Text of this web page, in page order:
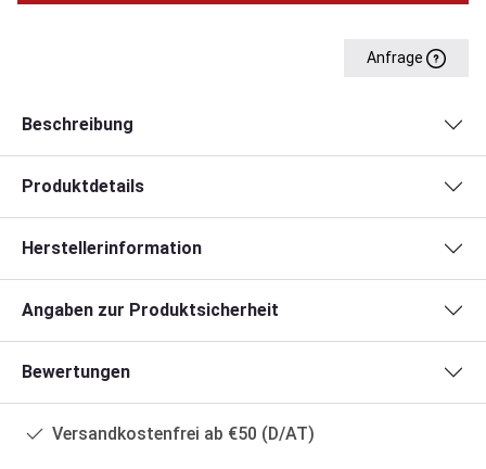
Anfrage
Beschreibung
Produktdetails
Herstellerinformation
Angaben zur Produktsicherheit
Bewertungen
Versandkostenfrei ab €50 (D/AT)